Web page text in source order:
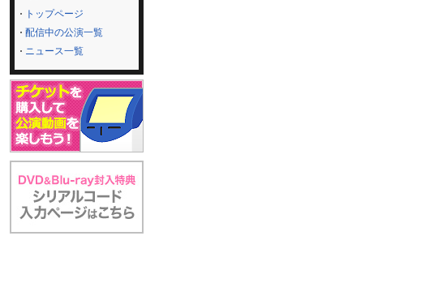
トップページ
配信中の公演一覧
ニュース一覧